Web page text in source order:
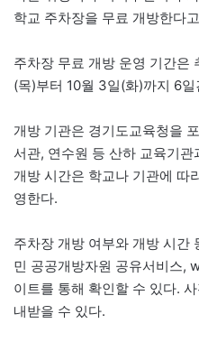
학교 주차장을 무료 개방한다
주차장 무료 개방 운영 기간은
(목)부터 10월 3일(화)까지 6일
개방 기관은 경기도교육청을
서관, 연수원 등 산하 교육기
개방 시간은 학교나 기관에 따
영한다.
주차장 개방 여부와 개방 시간
민 공공개방자원 공유서비스,
이트를 통해 확인할 수 있다.
내받을 수 있다.